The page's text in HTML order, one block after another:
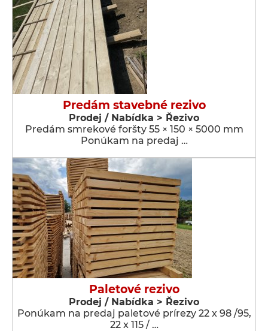
Predám stavebné rezivo
Prodej / Nabídka > Řezivo
Predám smrekové foršty 55 × 150 × 5000 mm
Ponúkam na predaj …
Paletové rezivo
Prodej / Nabídka > Řezivo
Ponúkam na predaj paletové prírezy 22 x 98 /95,
22 x 115 / …